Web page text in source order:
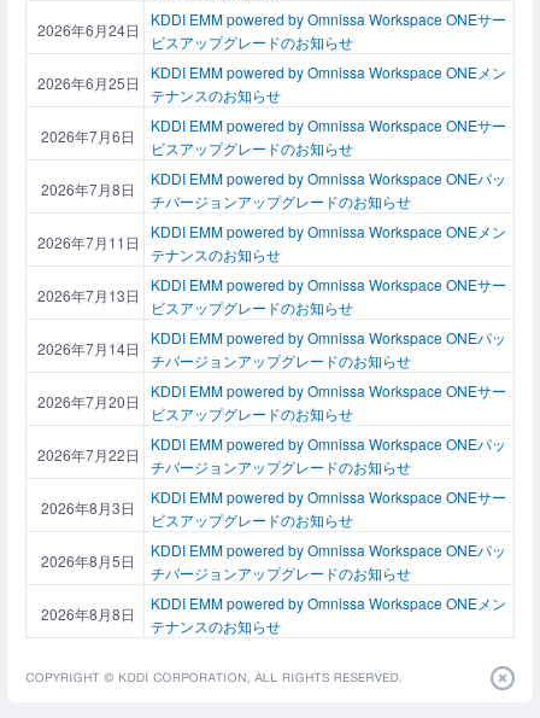
2026年6月24日
KDDI EMM powered by Omnissa Workspace ONEサー
ビスアップグレードのお知らせ
2026年6月25日
KDDI EMM powered by Omnissa Workspace ONEメン
テナンスのお知らせ
2026年7月6日
KDDI EMM powered by Omnissa Workspace ONEサー
ビスアップグレードのお知らせ
2026年7月8日
KDDI EMM powered by Omnissa Workspace ONEパッ
チバージョンアップグレードのお知らせ
2026年7月11日
KDDI EMM powered by Omnissa Workspace ONEメン
テナンスのお知らせ
2026年7月13日
KDDI EMM powered by Omnissa Workspace ONEサー
ビスアップグレードのお知らせ
2026年7月14日
KDDI EMM powered by Omnissa Workspace ONEパッ
チバージョンアップグレードのお知らせ
2026年7月20日
KDDI EMM powered by Omnissa Workspace ONEサー
ビスアップグレードのお知らせ
2026年7月22日
KDDI EMM powered by Omnissa Workspace ONEパッ
チバージョンアップグレードのお知らせ
2026年8月3日
KDDI EMM powered by Omnissa Workspace ONEサー
ビスアップグレードのお知らせ
2026年8月5日
KDDI EMM powered by Omnissa Workspace ONEパッ
チバージョンアップグレードのお知らせ
2026年8月8日
KDDI EMM powered by Omnissa Workspace ONEメン
テナンスのお知らせ